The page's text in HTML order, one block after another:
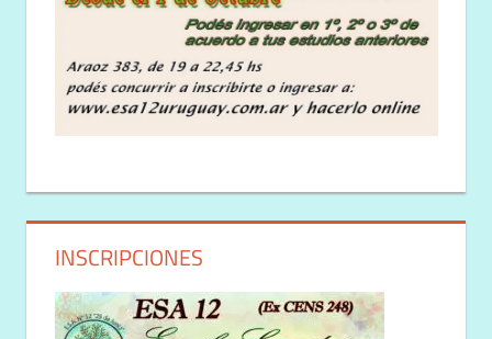
INSCRIPCIONES